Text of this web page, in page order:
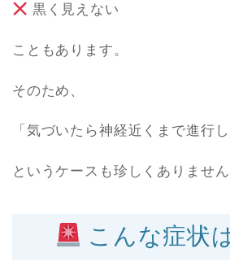
黒く見えない
こともあります。
そのため、
「気づいたら神経近くまで進行し
というケースも珍しくありません
こんな症状